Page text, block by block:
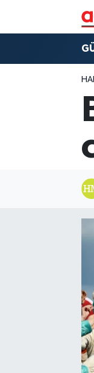
Nöbetçi
Hava
Aydin
Trafik
Tüm